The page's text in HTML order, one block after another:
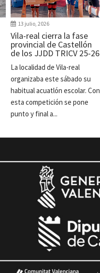
13 julio, 2026
Vila-real cierra la fase
provincial de Castellón
de los JJDD TRICV 25-26
La localidad de Vila-real
organizaba este sábado su
habitual acuatlón escolar. Con
esta competición se pone
punto y final a...